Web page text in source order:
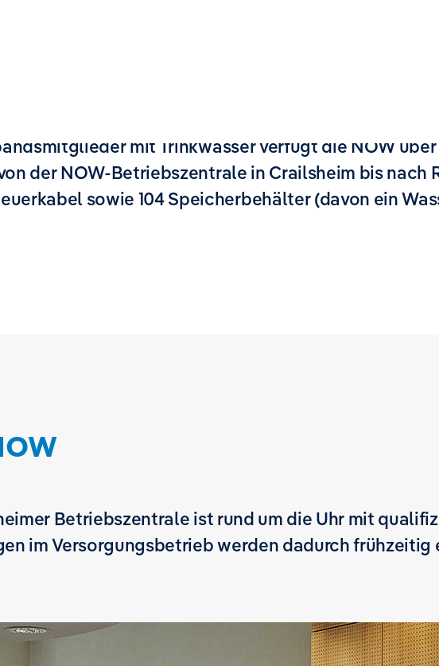
mit Trinkwasser verfügt die NOW über
der NOW-Betriebszentrale in Crailsheim bis nach
sowie 104 Speicherbehälter (davon ein
Betriebszentrale ist rund um die Uhr mit
im Versorgungsbetrieb werden dadurch frühzeitig